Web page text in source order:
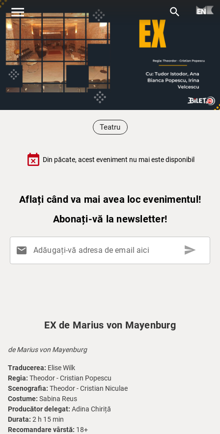
menu search EN
Teatru
event_busy Din păcate, acest eveniment nu mai este disponibil
Aflați când va mai avea loc evenimentul!
Abonați-vă la newsletter!
mail Adăugați-vă adresa de email aici send
EX de Marius von Mayenburg
de Marius von Mayenburg
Traducerea: Elise Wilk
Regia: Theodor - Cristian Popescu
Scenografia: Theodor - Cristian Niculae
Costume: Sabina Reus
Producător delegat: Adina Chiriță
Durata: 2 h 15 min
Recomandare vârstă: 18+